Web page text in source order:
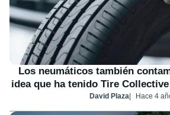
Los neumáticos también
idea que ha tenido Tire
David Plaza Hace 4